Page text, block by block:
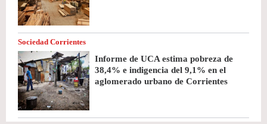
Sociedad Corrientes
Informe de UCA estima pobreza de
38,4% e indigencia del 9,1% en el
aglomerado urbano de Corrientes